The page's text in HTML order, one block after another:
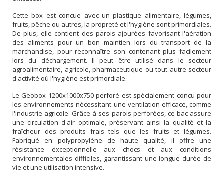
Cette box est conçue avec un plastique alimentaire, légumes,
fruits, pêche ou autres, la propreté et l'hygiène sont primordiales.
De plus, elle contient des parois ajourées favorisant l'aération
des aliments pour un bon maintien lors du transport de la
marchandise, pour reconnaître son contenant plus facilement
lors du déchargement. Il peut être utilisé dans le secteur
agroalimentaire, agricole, pharmaceutique ou tout autre secteur
d'activité où l'hygiène est primordiale.
Le Geobox 1200x1000x750 perforé est spécialement conçu pour
les environnements nécessitant une ventilation efficace, comme
l'industrie agricole. Grâce à ses parois perforées, ce bac assure
une circulation d'air optimale, préservant ainsi la qualité et la
fraîcheur des produits frais tels que les fruits et légumes.
Fabriqué en polypropylène de haute qualité, il offre une
résistance exceptionnelle aux chocs et aux conditions
environnementales difficiles, garantissant une longue durée de
vie et une utilisation intensive.